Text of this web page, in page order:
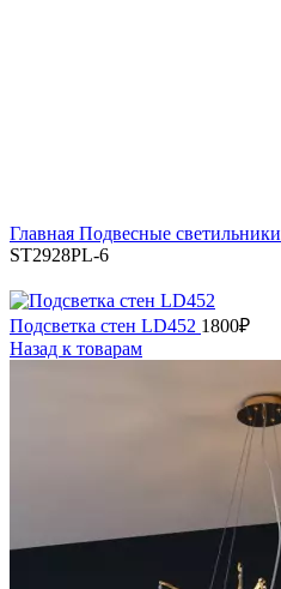
Главная Подвесные светильники
ST2928PL-6
Подсветка стен LD452 1800₽
Назад к товарам